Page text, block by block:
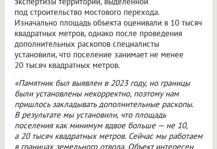
под строительство мостового перехода.
Изначально площадь объекта оценивали в 10 тысяч
квадратных метров, однако после проведения
дополнительных раскопов специалисты
установили, что поселение занимает не менее
20 тысяч квадратных метров.
«Памятник был выявлен в 2023 году, но границы
были установлены некорректно, поэтому нам
пришлось закладывать дополнительные раскопы.
В результате мы установили, что площадь
поселения как минимум вдвое больше — не 10,
а 20 тысяч квадратных метров. Сейчас мы работаем
в границах земельного отвода. Объект интересен